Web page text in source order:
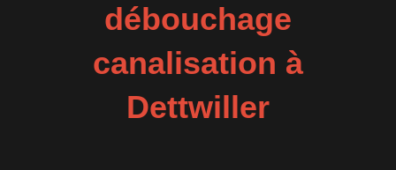
débouchage
canalisation à
Dettwiller